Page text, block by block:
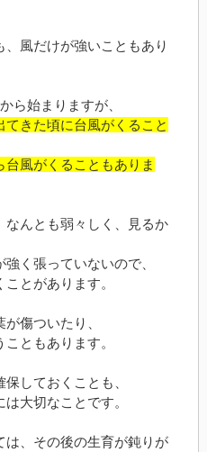
風だけが強いこともあり
ら始まりますが、
きた頃に台風がくること
台風がくることもありま
なんとも弱々しく、見るか
く張っていないので、
とがあります。
傷ついたり、
ともあります。
しておくことも、
大切なことです。
は、その後の生育が鈍りが